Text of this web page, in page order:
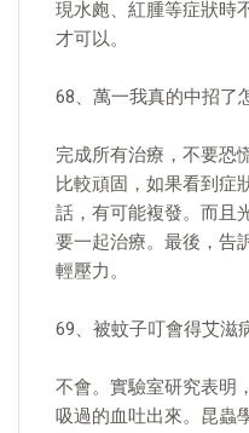
現水皰、紅腫等症狀時
才可以。
68、萬​​一我真的中招了
完成所有治療，不要恐
比較頑固，如果看到症
話，有可能複發。而且
要一起治療。最後，告
輕壓力。
69、被蚊子叮會得艾滋
不會。實驗室研究表明
吸過的血吐出來。昆蟲